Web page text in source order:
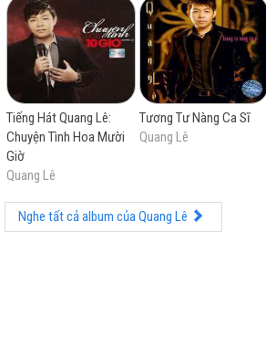
Tiếng Hát Quang Lê:
Chuyện Tình Hoa Mười
Giờ
Quang Lê
Tương Tư Nàng Ca Sĩ
Quang Lê
Nghe tất cả album của Quang Lê